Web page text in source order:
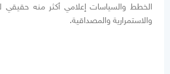
الخطط والسياسات إعلامي أكثر منه حقيقي
والاستمرارية والمصداقية.